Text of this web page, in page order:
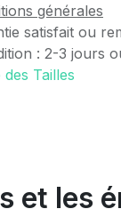
générales
satisfait ou
: 2-3 jours
des Tailles
et les